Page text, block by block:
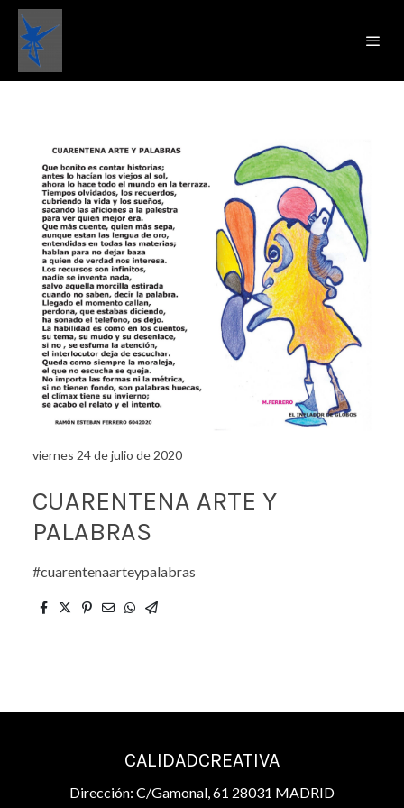
viernes 24 de julio de 2020
CUARENTENA ARTE Y
PALABRAS
#cuarentenaarteypalabras
CALIDADCREATIVA
Dirección: C/Gamonal, 61 28031 MADRID